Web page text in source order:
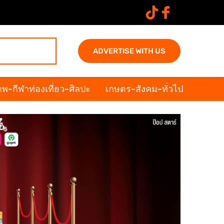
ADVERTISE WITH US
-กีฬาท่องเที่ยว-ศิลปะ เกษตร-สังคม-ทั่วไป